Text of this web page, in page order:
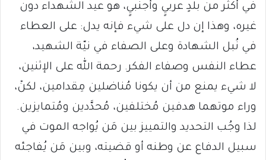
في أكثر من بلدٍ عربيٍ وأجنبيٍ، هو عيد الشهداء دون
غيره، وهذا إن دل على شيء فإنه يدل: على العطاء
في نُبل الشهادة وعلى الصفاء في نيّة الشهيد،
عطاء النفس وصفاء الفكر. رحمة الله على الإثنين،
لا شيء يمنع من أن يكونا مُناضلين مِقدامين، لكنْ،
وراء موتهما هدفين مُختلفين، مُحدَّدين ومُتمايزين.
لذا وجُب التحديد والتمييز بين مَن يُواجه الموت في
سبيل الدفاع عن وطنه أو قضيته، وبين مَن يُفاجئه